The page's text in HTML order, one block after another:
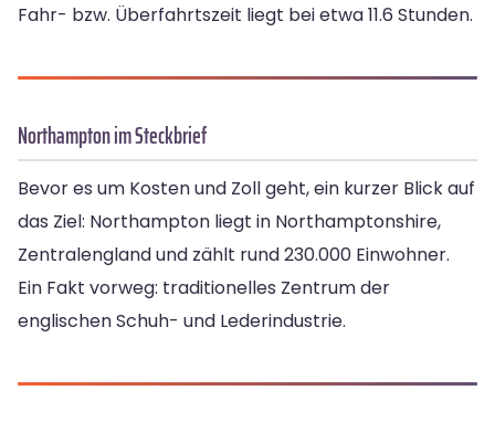
Fahr- bzw. Überfahrtszeit liegt bei etwa 11.6 Stunden.
Northampton im Steckbrief
Bevor es um Kosten und Zoll geht, ein kurzer Blick auf
das Ziel: Northampton liegt in Northamptonshire,
Zentralengland und zählt rund 230.000 Einwohner.
Ein Fakt vorweg: traditionelles Zentrum der
englischen Schuh- und Lederindustrie.